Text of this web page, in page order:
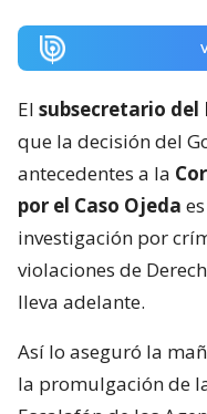
El subsecretario del
que la decisión del
antecedentes a la
por el Caso Ojeda
investigación por
violaciones de
lleva adelante.
Así lo aseguró la
la promulgación de